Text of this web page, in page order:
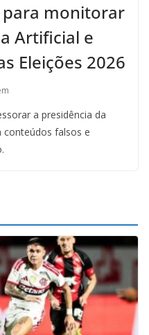
para monitorar
Artificial e
Eleições 2026
a presidência da
conteúdos falsos e